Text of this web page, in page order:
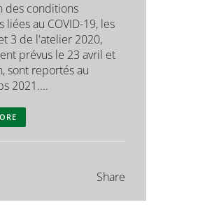
des conditions
liées au COVID-19, les
3 de l'atelier 2020,
prévus le 23 avril et
sont reportés au
2021....
Share